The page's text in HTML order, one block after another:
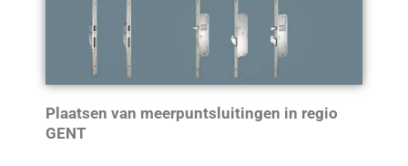
Plaatsen van meerpuntsluitingen in regio
GENT